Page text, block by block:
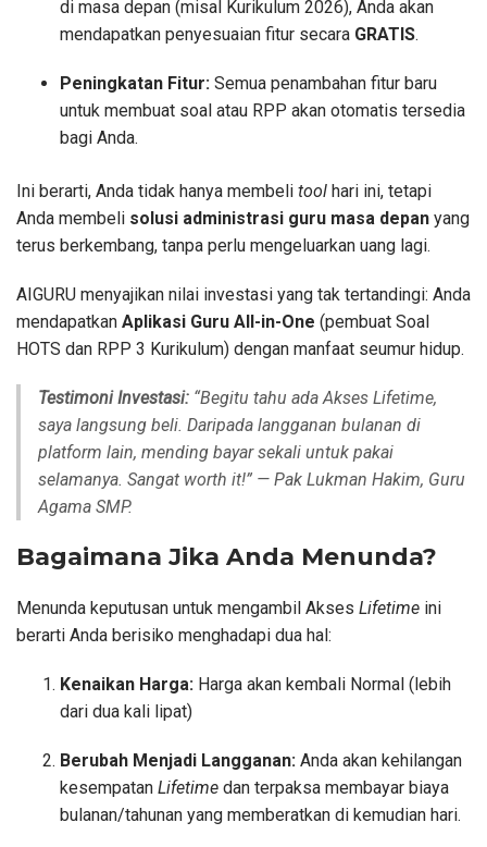
di masa depan (misal Kurikulum 2026), Anda akan
mendapatkan penyesuaian fitur secara GRATIS.
Peningkatan Fitur: Semua penambahan fitur baru
untuk membuat soal atau RPP akan otomatis tersedia
bagi Anda.
Ini berarti, Anda tidak hanya membeli tool hari ini, tetapi
Anda membeli solusi administrasi guru masa depan yang
terus berkembang, tanpa perlu mengeluarkan uang lagi.
AIGURU menyajikan nilai investasi yang tak tertandingi: Anda
mendapatkan Aplikasi Guru All-in-One (pembuat Soal
HOTS dan RPP 3 Kurikulum) dengan manfaat seumur hidup.
Testimoni Investasi: “Begitu tahu ada Akses Lifetime,
saya langsung beli. Daripada langganan bulanan di
platform lain, mending bayar sekali untuk pakai
selamanya. Sangat worth it!” — Pak Lukman Hakim, Guru
Agama SMP.
Bagaimana Jika Anda Menunda?
Menunda keputusan untuk mengambil Akses Lifetime ini
berarti Anda berisiko menghadapi dua hal:
Kenaikan Harga: Harga akan kembali Normal (lebih
dari dua kali lipat)
Berubah Menjadi Langganan: Anda akan kehilangan
kesempatan Lifetime dan terpaksa membayar biaya
bulanan/tahunan yang memberatkan di kemudian hari.